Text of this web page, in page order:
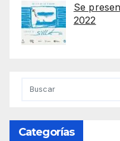
Se
2022
Categorías